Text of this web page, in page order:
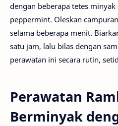
dengan beberapa tetes
peppermint. Oleskan
selama beberapa menit.
satu jam, lalu bilas dengan
perawatan ini secara rutin,
Perawatan
Berminyak